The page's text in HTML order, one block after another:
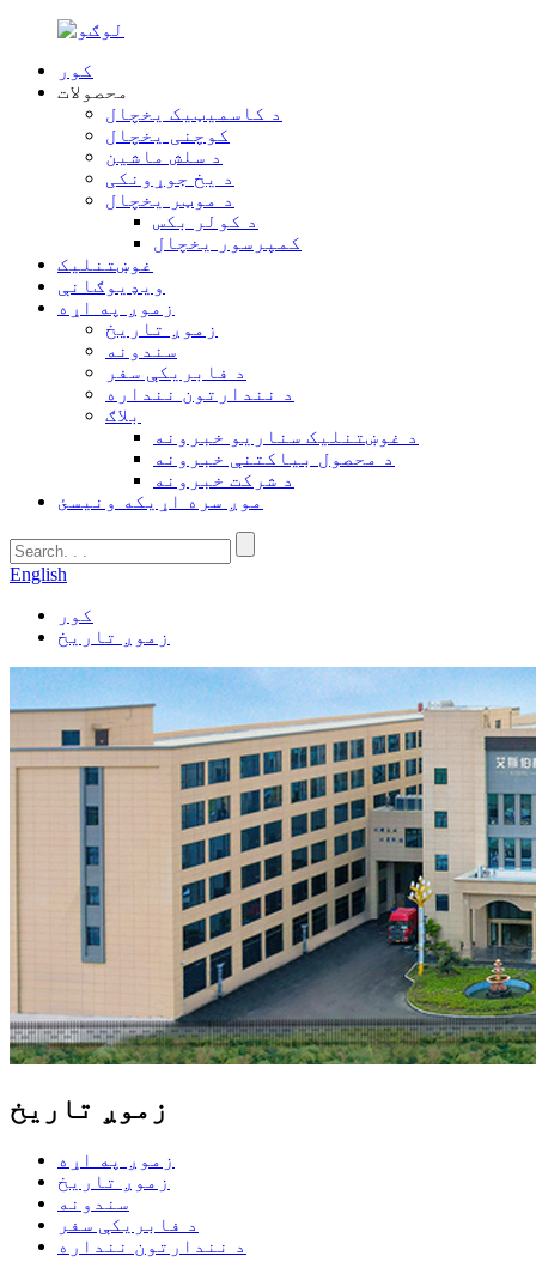
کور
محصولات
د کاسمیټیک یخچال
کوچنی یخچال
د سلش ماشین
د یخ جوړونکی
د موټر یخچال
د کولر بکس
کمپرسور یخچال
غوښتنلیک
ویډیوګانې
زموږ په اړه
زموږ تاریخ
سندونه
د فابریکې سفر
د نندارتون ننداره
بلاګ
د غوښتنلیک سناریو خبرونه
د محصول بیاکتنې خبرونه
د شرکت خبرونه
موږ سره اړیکه ونیسئ
English
کور
زموږ تاریخ
زموږ تاریخ
زموږ په اړه
زموږ تاریخ
سندونه
د فابریکې سفر
د نندارتون ننداره